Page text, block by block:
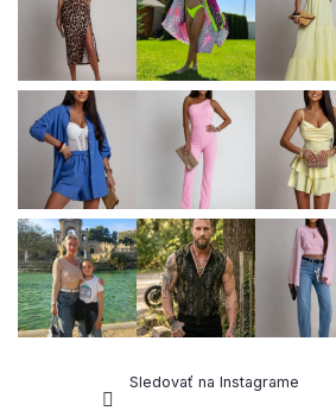
Sledovať na Instagrame